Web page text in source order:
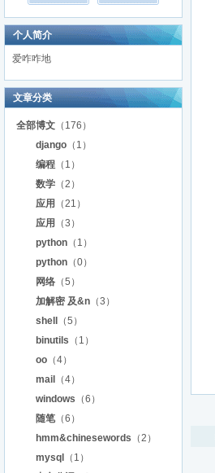
个人简介
爱咋咋地
文章分类
全部博文 （176）
django （1）
编程 （1）
数学 （2）
应用
（21）
应用
（3）
python （1）
python （0）
网络 （5）
加解密 及&n （3）
shell
（5）
binutils （1）
oo （4）
mail
（4）
windows （6）
随笔 （6）
hmm&chinesewords （2）
mysql
（1）